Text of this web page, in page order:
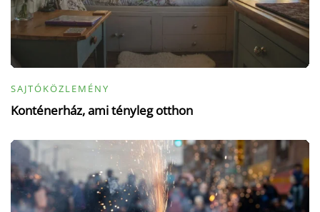
SAJTÓKÖZLEMÉNY
Konténerház, ami tényleg otthon